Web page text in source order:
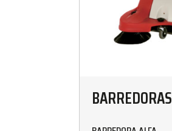
BARREDORAS